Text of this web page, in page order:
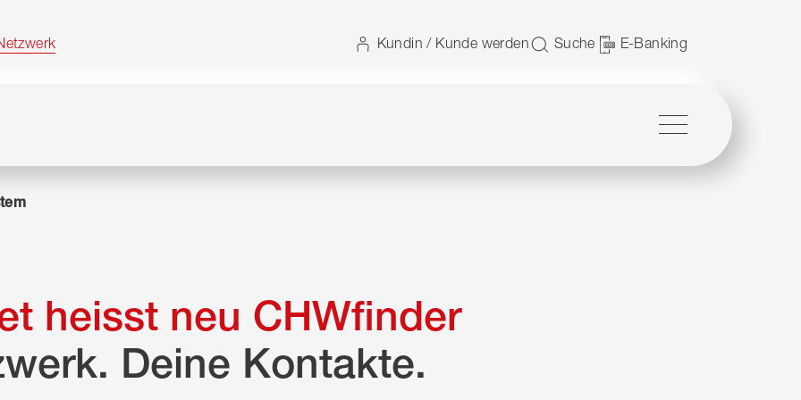
Kundin / Kunde werden Suche E-Banking
heisst neu CHWfinder
Deine Kontakte.